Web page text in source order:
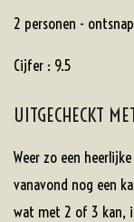
2 personen -
Cijfer : 9.5
UITGECHECKT
Weer zo een
vanavond nog een
wat met 2 of 3 kan,